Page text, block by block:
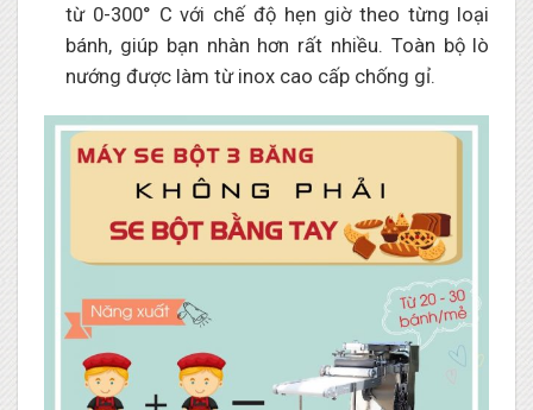
từ 0-300° C với chế độ hẹn giờ theo từng loại
bánh, giúp bạn nhàn hơn rất nhiều. Toàn bộ lò
nướng được làm từ inox cao cấp chống gỉ.